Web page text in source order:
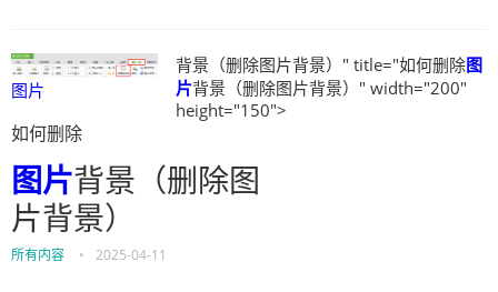
图片
背景（删除图片背景）" title="如何删除图
片背景（删除图片背景）" width="200"
height="150">
如何删除
图片背景（删除图
片背景）
所有内容 • 2025-04-11